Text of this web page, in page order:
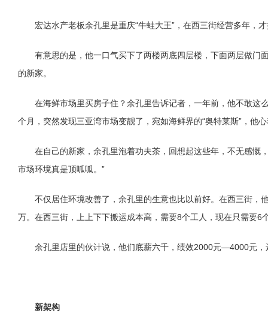
宏达水产老板余孔里是重庆“牛蛙大王”，在西三街经营多年，
有意思的是，他一口气买下了两楼两底四层楼，下面两层做门
的新家。
在海鲜市场里买房子住？余孔里告诉记者，一年前，他不敢这
个月，突然发现三亚湾市场变靓了，宛如海鲜界的“奥特莱斯”，他
在自己的新家，余孔里泡着功夫茶，回想起这些年，不无感慨
市场环境真是顶呱呱。”
不仅居住环境改善了，余孔里的生意也比以前好。在西三街
万。在西三街，上上下下搬运成本高，需要8个工人，现在只需要6
余孔里店里的伙计说，他们底薪六千，绩效2000元—4000元
新架构